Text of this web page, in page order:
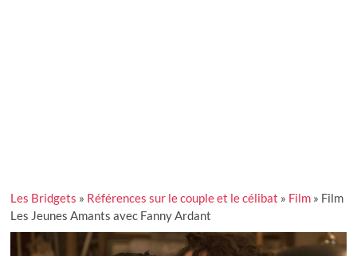
Les Bridgets » Références sur le couple et le célibat » Film » Film
Les Jeunes Amants avec Fanny Ardant